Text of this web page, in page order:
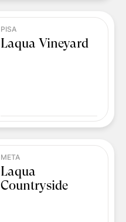
PISA
Laqua Vineyard
META
Laqua
Countryside